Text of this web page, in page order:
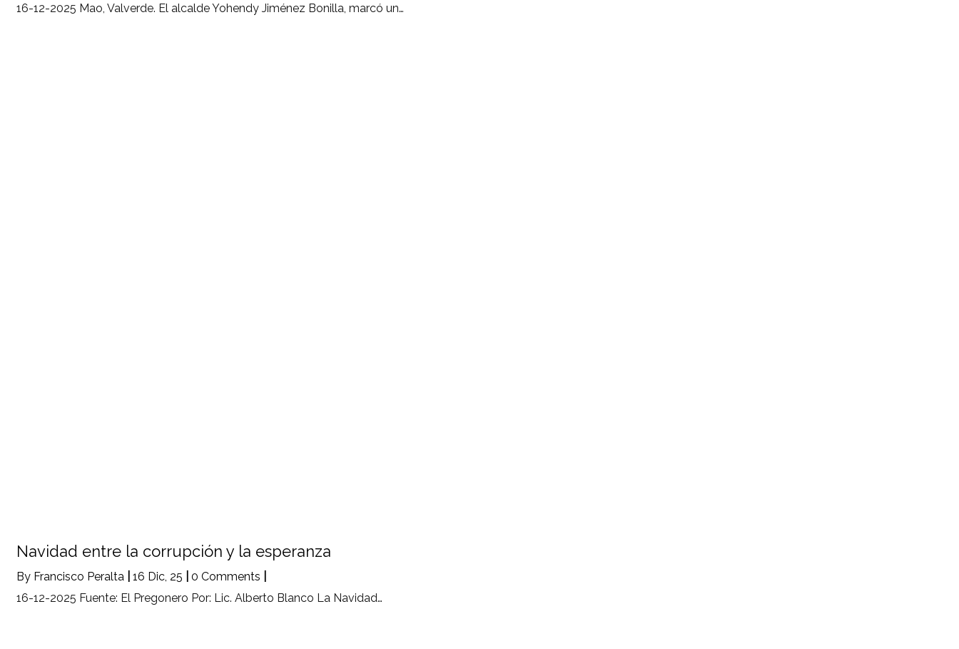
16-12-2025 Mao, Valverde. El alcalde Yohendy Jiménez Bonilla, marcó un…
Navidad entre la corrupción y la esperanza
By Francisco Peralta 16 Dic, 25 0 Comments
16-12-2025 Fuente: El Pregonero Por: Lic. Alberto Blanco La Navidad…